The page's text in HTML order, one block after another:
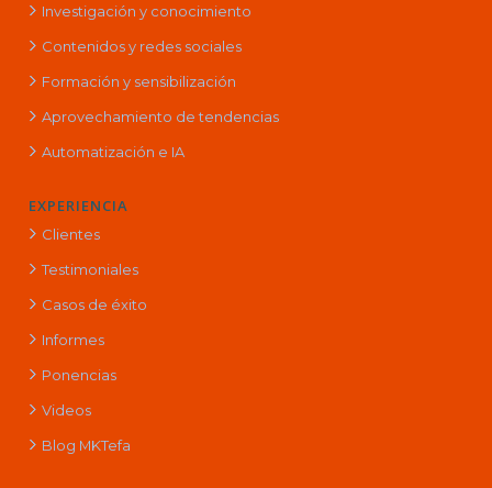
Investigación y conocimiento
Contenidos y redes sociales
Formación y sensibilización
Aprovechamiento de tendencias
Automatización e IA
EXPERIENCIA
Clientes
Testimoniales
Casos de éxito
Informes
Ponencias
Videos
Blog MKTefa